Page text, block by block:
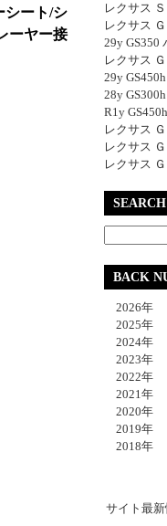
シート/シ
ーヤー接
レクサス
レクサス
29y GS350
レクサス
29y
28y
R1y
レクサス
レクサス
レクサス
SEARCH
BACK
2026年
2025年
2024年
2023年
2022年
2021年
2020年
2019年
2018年
サイト最